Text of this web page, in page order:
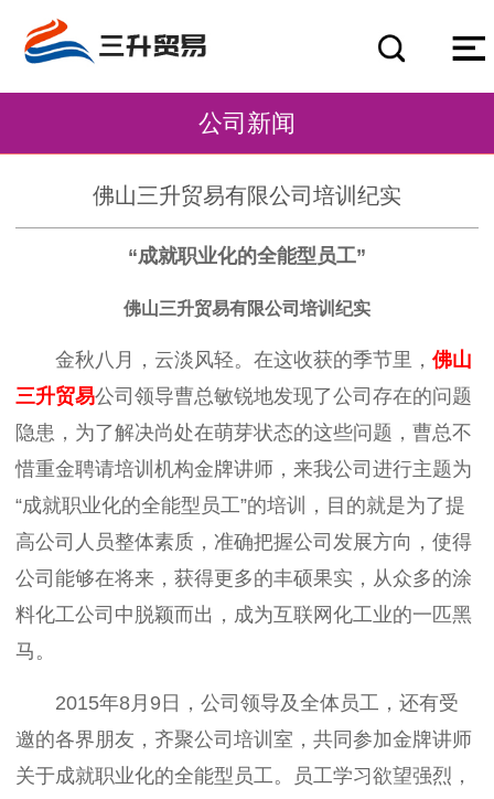
公司新闻
佛山三升贸易有限公司培训纪实
“成就职业化的全能型员工”
佛山三升贸易有限公司培训纪实
金秋八月，云淡风轻。在这收获的季节里，佛山
三升贸易公司领导曹总敏锐地发现了公司存在的问题
隐患，为了解决尚处在萌芽状态的这些问题，曹总不
惜重金聘请培训机构金牌讲师，来我公司进行主题为
“成就职业化的全能型员工”的培训，目的就是为了提
高公司人员整体素质，准确把握公司发展方向，使得
公司能够在将来，获得更多的丰硕果实，从众多的涂
料化工公司中脱颖而出，成为互联网化工业的一匹黑
马。
2015年8月9日，公司领导及全体员工，还有受
邀的各界朋友，齐聚公司培训室，共同参加金牌讲师
关于成就职业化的全能型员工。员工学习欲望强烈，